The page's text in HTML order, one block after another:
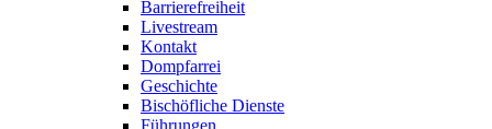
Barrierefreiheit
Livestream
Kontakt
Dompfarrei
Geschichte
Bischöfliche Dienste
Führungen